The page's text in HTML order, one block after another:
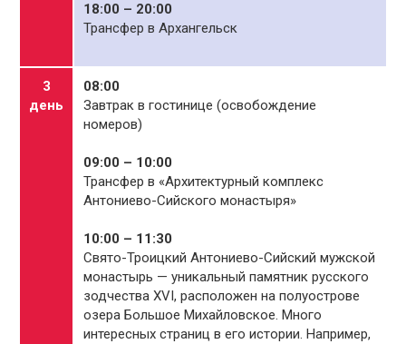
18:00 – 20:00
Трансфер в Архангельск
3
день
08:00
Завтрак в гостинице (освобождение
номеров)
09:00 – 10:00
Трансфер в «Архитектурный комплекс
Антониево-Сийского монастыря»
10:00 – 11:30
Свято-Троицкий Антониево-Сийский мужской
монастырь — уникальный памятник русского
зодчества XVI, расположен на полуострове
озера Большое Михайловское. Много
интересных страниц в его истории. Например,